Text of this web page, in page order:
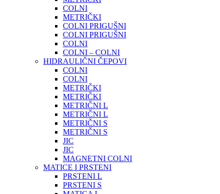
COLNI
METRIČKI
COLNI PRIGUŠNI
COLNI PRIGUŠNI
COLNI
COLNI – COLNI
HIDRAULIČNI ČEPOVI
COLNI
COLNI
METRIČKI
METRIČKI
METRIČNI L
METRIČNI L
METRIČNI S
METRIČNI S
JIC
JIC
MAGNETNI COLNI
MATICE I PRSTENI
PRSTENI L
PRSTENI S